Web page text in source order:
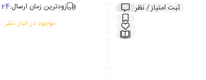
ثبت امتیاز / نظر زودترین زمان ارسال:24 مرداد
موجود در انبار نشر